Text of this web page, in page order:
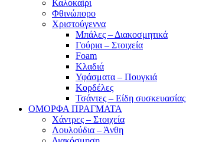
Καλοκαίρι
Φθινώπορο
Χριστούγεννα
Μπάλες – Διακοσμητικά
Γούρια – Στοιχεία
Foam
Κλαδιά
Υφάσματα – Πουγκιά
Κορδέλες
Τσάντες – Είδη συσκευασίας
ΟΜΟΡΦΑ ΠΡΑΓΜΑΤΑ
Χάντρες – Στοιχεία
Λουλούδια – Άνθη